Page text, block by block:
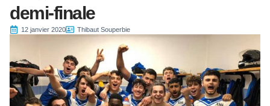
demi-finale
12 janvier 2020 Thibaut Souperbie